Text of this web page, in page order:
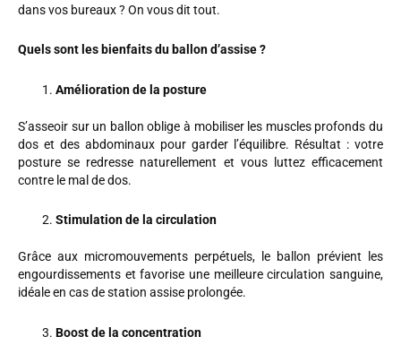
dans vos bureaux ? On vous dit tout.
Quels sont les bienfaits du ballon d’assise ?
Amélioration de la posture
S’asseoir sur un ballon oblige à mobiliser les muscles profonds du
dos et des abdominaux pour garder l’équilibre. Résultat : votre
posture se redresse naturellement et vous luttez efficacement
contre le mal de dos.
Stimulation de la circulation
Grâce aux micromouvements perpétuels, le ballon prévient les
engourdissements et favorise une meilleure circulation sanguine,
idéale en cas de station assise prolongée.
Boost de la concentration